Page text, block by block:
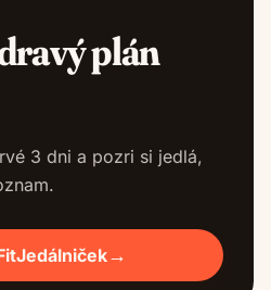
plán
3 dni a pozri si jedlá,
→